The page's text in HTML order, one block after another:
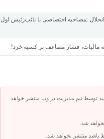
;مصاحبه اختصاصی با نائب‌رئیس اول
مالیات، فشار مضاعف بر کسبه خرد!
توسط تیم مدیریت در وب منتشر خواهد
شد.
باشد منتشر نخواهد شد.